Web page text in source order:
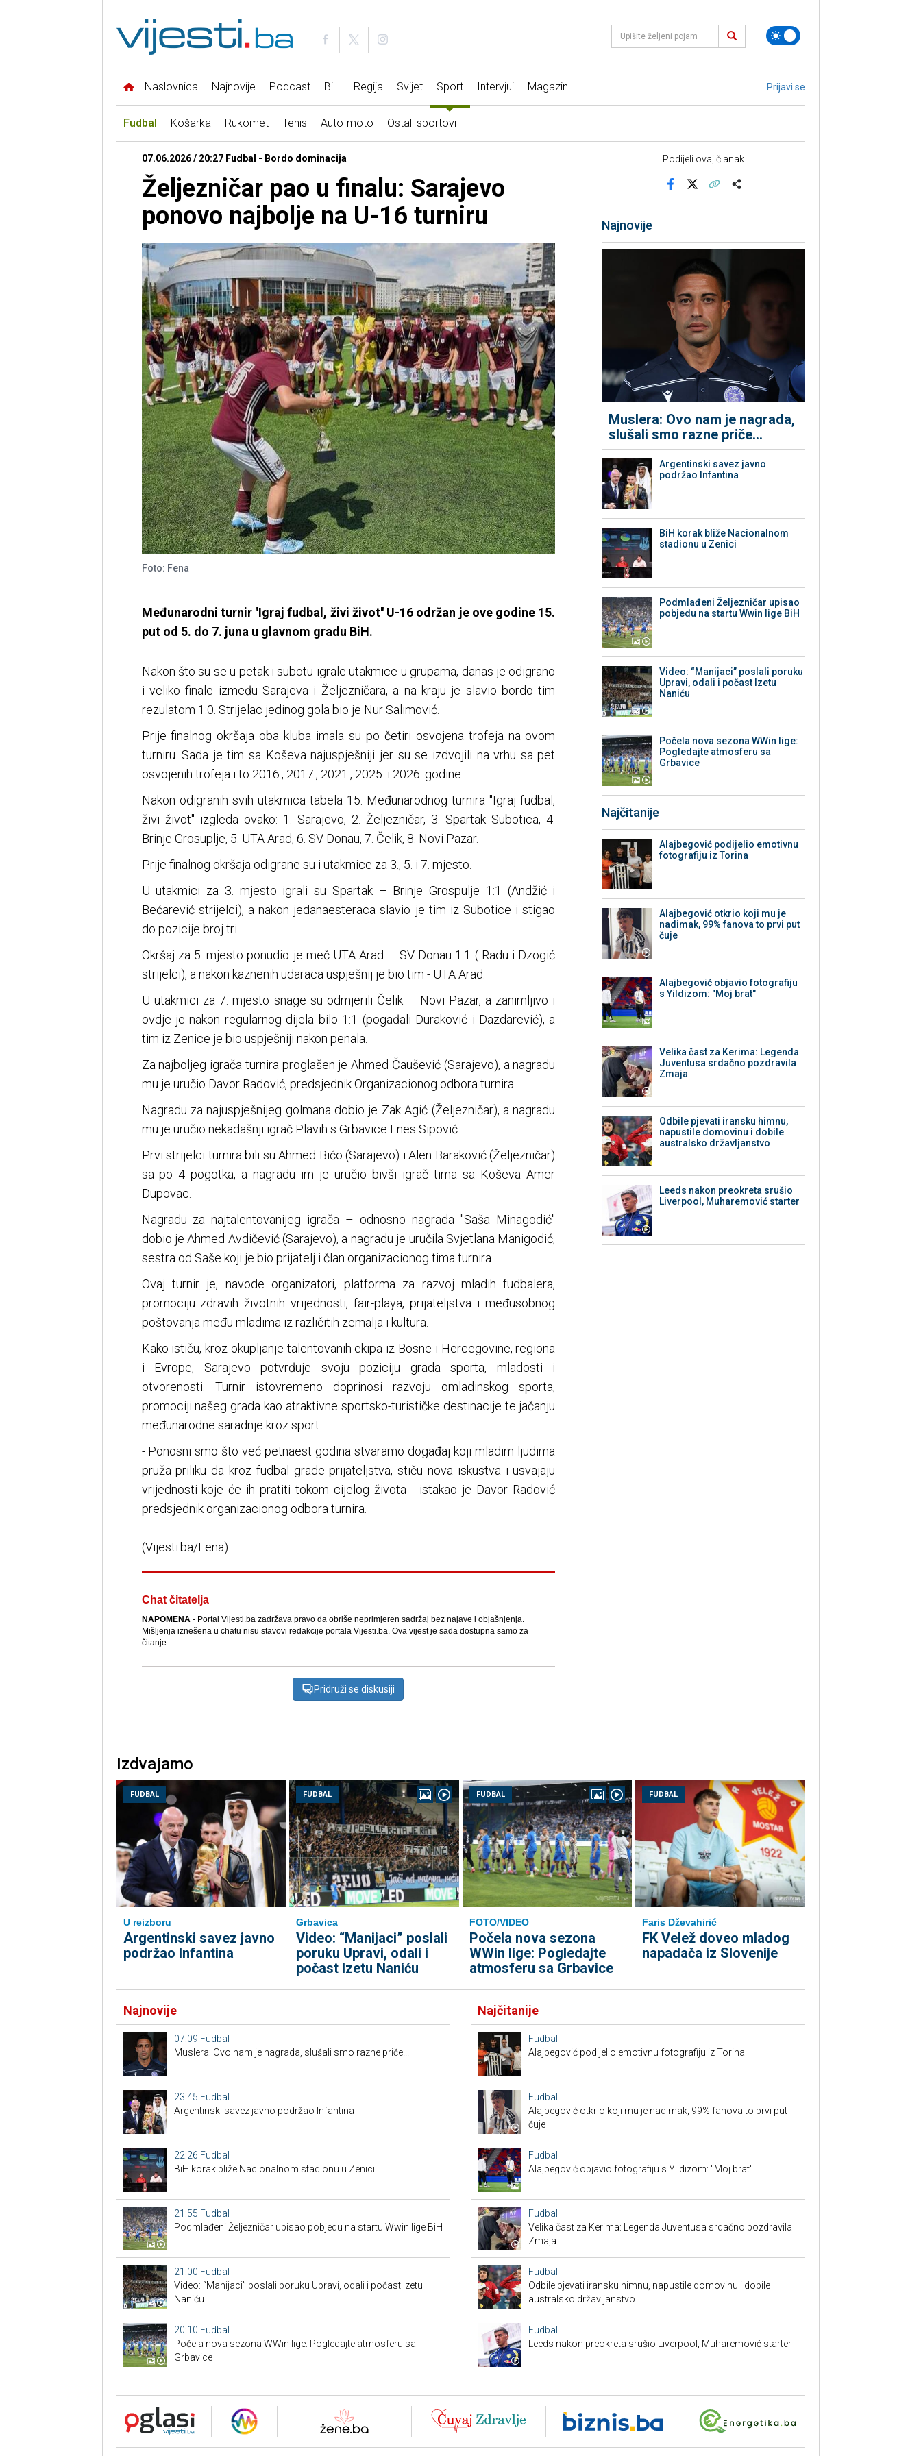
Naslovnica Najnovije Podcast BiH Regija Svijet Sport Intervjui Magazin Prijavi se
Fudbal Košarka Rukomet Tenis Auto-moto Ostali sportovi
07.06.2026 / 20:27 Fudbal - Bordo dominacija
Željezničar pao u finalu: Sarajevo
ponovo najbolje na U-16 turniru
Foto: Fena
Međunarodni turnir ''Igraj fudbal, živi život'' U-16 održan je ove godine 15.
put od 5. do 7. juna u glavnom gradu BiH.
Nakon što su se u petak i subotu igrale utakmice u grupama, danas je odigrano
i veliko finale između Sarajeva i Željezničara, a na kraju je slavio bordo tim
rezulatom 1:0. Strijelac jedinog gola bio je Nur Salimović.
Prije finalnog okršaja oba kluba imala su po četiri osvojena trofeja na ovom
turniru. Sada je tim sa Koševa najuspješniji jer su se izdvojili na vrhu sa pet
osvojenih trofeja i to 2016., 2017., 2021., 2025. i 2026. godine.
Nakon odigranih svih utakmica tabela 15. Međunarodnog turnira ''Igraj fudbal,
živi život'' izgleda ovako: 1. Sarajevo, 2. Željezničar, 3. Spartak Subotica, 4.
Brinje Grosuplje, 5. UTA Arad, 6. SV Donau, 7. Čelik, 8. Novi Pazar.
Prije finalnog okršaja odigrane su i utakmice za 3., 5. i 7. mjesto.
U utakmici za 3. mjesto igrali su Spartak – Brinje Grospulje 1:1 (Andžić i
Bećarević strijelci), a nakon jedanaesteraca slavio je tim iz Subotice i stigao
do pozicije broj tri.
Okršaj za 5. mjesto ponudio je meč UTA Arad – SV Donau 1:1 ( Radu i Dzogić
strijelci), a nakon kaznenih udaraca uspješnij je bio tim - UTA Arad.
U utakmici za 7. mjesto snage su odmjerili Čelik – Novi Pazar, a zanimljivo i
ovdje je nakon regularnog dijela bilo 1:1 (pogađali Duraković i Dazdarević), a
tim iz Zenice je bio uspješniji nakon penala.
Za najboljeg igrača turnira proglašen je Ahmed Čaušević (Sarajevo), a nagradu
mu je uručio Davor Radović, predsjednik Organizacionog odbora turnira.
Nagradu za najuspješnijeg golmana dobio je Zak Agić (Željezničar), a nagradu
mu je uručio nekadašnji igrač Plavih s Grbavice Enes Sipović.
Prvi strijelci turnira bili su Ahmed Bićo (Sarajevo) i Alen Baraković (Željezničar)
sa po 4 pogotka, a nagradu im je uručio bivši igrač tima sa Koševa Amer
Dupovac.
Nagradu za najtalentovanijeg igrača – odnosno nagrada ''Saša Minagodić''
dobio je Ahmed Avdičević (Sarajevo), a nagradu je uručila Svjetlana Manigodić,
sestra od Saše koji je bio prijatelj i član organizacionog tima turnira.
Ovaj turnir je, navode organizatori, platforma za razvoj mladih fudbalera,
promociju zdravih životnih vrijednosti, fair-playa, prijateljstva i međusobnog
poštovanja među mladima iz različitih zemalja i kultura.
Kako ističu, kroz okupljanje talentovanih ekipa iz Bosne i Hercegovine, regiona
i Evrope, Sarajevo potvrđuje svoju poziciju grada sporta, mladosti i
otvorenosti. Turnir istovremeno doprinosi razvoju omladinskog sporta,
promociji našeg grada kao atraktivne sportsko-turističke destinacije te jačanju
međunarodne saradnje kroz sport.
- Ponosni smo što već petnaest godina stvaramo događaj koji mladim ljudima
pruža priliku da kroz fudbal grade prijateljstva, stiču nova iskustva i usvajaju
vrijednosti koje će ih pratiti tokom cijelog života - istakao je Davor Radović
predsjednik organizacionog odbora turnira.
(Vijesti.ba/Fena)
Chat čitatelja
NAPOMENA- Portal Vijesti.ba zadržava pravo da obriše neprimjeren sadržaj bez najave i objašnjenja.
Mišljenja iznešena u chatu nisu stavovi redakcije portala Vijesti.ba. Ova vijest je sada dostupna samo za
čitanje.
Pridruži se diskusiji
Podijeli ovaj članak
Najnovije
Muslera: Ovo nam je nagrada,
slušali smo razne priče...
Argentinski savez javno
podržao Infantina
BiH korak bliže Nacionalnom
stadionu u Zenici
Podmlađeni Željezničar upisao
pobjedu na startu Wwin lige BiH
Video: “Manijaci” poslali poruku
Upravi, odali i počast Izetu
Naniću
Počela nova sezona WWin lige:
Pogledajte atmosferu sa
Grbavice
Najčitanije
Alajbegović podijelio emotivnu
fotografiju iz Torina
Alajbegović otkrio koji mu je
nadimak, 99% fanova to prvi put
čuje
Alajbegović objavio fotografiju
s Yildizom: "Moj brat"
Velika čast za Kerima: Legenda
Juventusa srdačno pozdravila
Zmaja
Odbile pjevati iransku himnu,
napustile domovinu i dobile
australsko državljanstvo
Leeds nakon preokreta srušio
Liverpool, Muharemović starter
Izdvajamo
FUDBAL
U reizboru
Argentinski savez javno
podržao Infantina
FUDBAL
Grbavica
Video: “Manijaci” poslali
poruku Upravi, odali i
počast Izetu Naniću
FUDBAL
FOTO/VIDEO
Počela nova sezona
WWin lige: Pogledajte
atmosferu sa Grbavice
FUDBAL
Faris Dževahirić
FK Velež doveo mladog
napadača iz Slovenije
Najnovije
07:09 Fudbal
Muslera: Ovo nam je nagrada, slušali smo razne priče...
23:45 Fudbal
Argentinski savez javno podržao Infantina
22:26 Fudbal
BiH korak bliže Nacionalnom stadionu u Zenici
21:55 Fudbal
Podmlađeni Željezničar upisao pobjedu na startu Wwin lige BiH
21:00 Fudbal
Video: “Manijaci” poslali poruku Upravi, odali i počast Izetu
Naniću
20:10 Fudbal
Počela nova sezona WWin lige: Pogledajte atmosferu sa
Grbavice
Najčitanije
Fudbal
Alajbegović podijelio emotivnu fotografiju iz Torina
Fudbal
Alajbegović otkrio koji mu je nadimak, 99% fanova to prvi put
čuje
Fudbal
Alajbegović objavio fotografiju s Yildizom: "Moj brat"
Fudbal
Velika čast za Kerima: Legenda Juventusa srdačno pozdravila
Zmaja
Fudbal
Odbile pjevati iransku himnu, napustile domovinu i dobile
australsko državljanstvo
Fudbal
Leeds nakon preokreta srušio Liverpool, Muharemović starter